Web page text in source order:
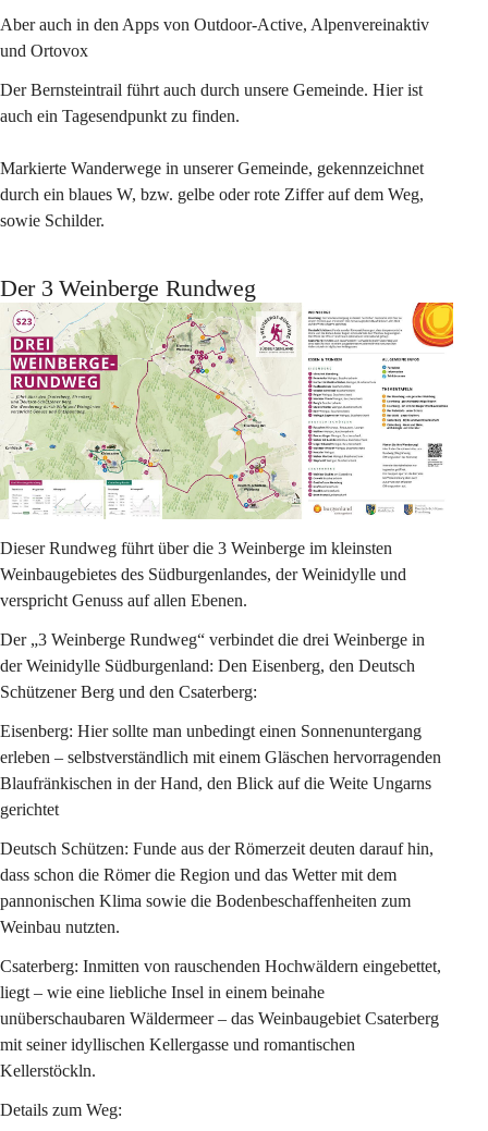
Aber auch in den Apps von Outdoor-Active, Alpenvereinaktiv
und Ortovox
Der Bernsteintrail führt auch durch unsere Gemeinde. Hier ist
auch ein Tagesendpunkt zu finden.
Markierte Wanderwege in unserer Gemeinde, gekennzeichnet
durch ein blaues W, bzw. gelbe oder rote Ziffer auf dem Weg,
sowie Schilder.
Der 3 Weinberge Rundweg
Dieser Rundweg führt über die 3 Weinberge im kleinsten
Weinbaugebietes des Südburgenlandes, der Weinidylle und
verspricht Genuss auf allen Ebenen.
Der „3 Weinberge Rundweg“ verbindet die drei Weinberge in
der Weinidylle Südburgenland: Den Eisenberg, den Deutsch
Schützener Berg und den Csaterberg:
Eisenberg: Hier sollte man unbedingt einen Sonnenuntergang
erleben – selbstverständlich mit einem Gläschen hervorragenden
Blaufränkischen in der Hand, den Blick auf die Weite Ungarns
gerichtet
Deutsch Schützen: Funde aus der Römerzeit deuten darauf hin,
dass schon die Römer die Region und das Wetter mit dem
pannonischen Klima sowie die Bodenbeschaffenheiten zum
Weinbau nutzten.
Csaterberg: Inmitten von rauschenden Hochwäldern eingebettet,
liegt – wie eine liebliche Insel in einem beinahe
unüberschaubaren Wäldermeer – das Weinbaugebiet Csaterberg
mit seiner idyllischen Kellergasse und romantischen
Kellerstöckln.
Details zum Weg: